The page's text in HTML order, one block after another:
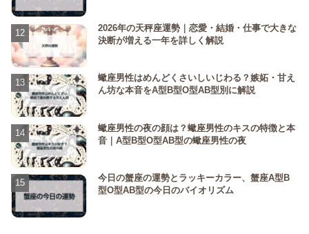
2026年の天秤座運勢｜恋愛・結婚・仕事で大きな
決断が増える一年を詳しく解説
蠍座男性はめんどくさいしいじわる？嫉妬・甘え
ん坊な本音をA型B型O型AB型別に解説
蠍座男性の夜の顔は？蠍座男性のキスの特徴と本
音｜A型B型O型AB型の蠍座男性の夜
今日の蟹座の運勢とラッキーカラー、蟹座A型B
型O型AB型の今日のバイオリズム